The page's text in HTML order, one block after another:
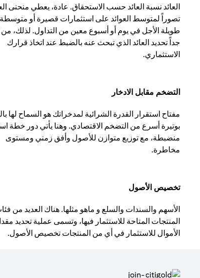
العائد نسبة العائد حسب الاستحقاق. عادة، يعطي منحنى
تصوراً لمتوسط العوائد على استثمارات قصيرة أو متوسطة
طويلة الأجل في يوم أو أسبوع معين من التداول. لذلك، من
جداً تحديد العائد الذي تبحث عنه بالضبط عند اتخاذ قرارك
الاستثماري.
التضخم مقابل الادخار
مفتاح استقرار القدرة الشرائية لمدخراتك هو السماح لها
بوتيرة أسرع من التضخم الاقتصادي. وهنا يأتي دور خطة
منضبطة، مع توزيع متوازن للأصول وأفق زمني ومستوى
مخاطرة.
تخصيص الأصول
الأسهم والسندات والسلع و ماهو مثلها. هناك العديد من
المنتجات المتاحة للاستثمار فيها، وتسمى عملية تحديد
الأموال للاستثمار في أي من المنتجات تخصيص الأصول.